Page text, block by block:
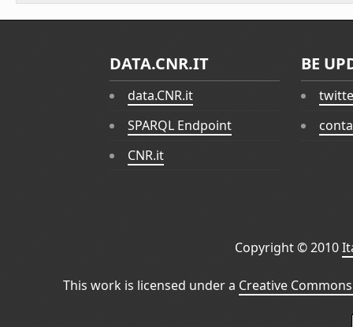
DATA.CNR.IT
data.CNR.it
SPARQL Endpoint
CNR.it
BE
Copyright © 2010
This work is licensed under a Creative